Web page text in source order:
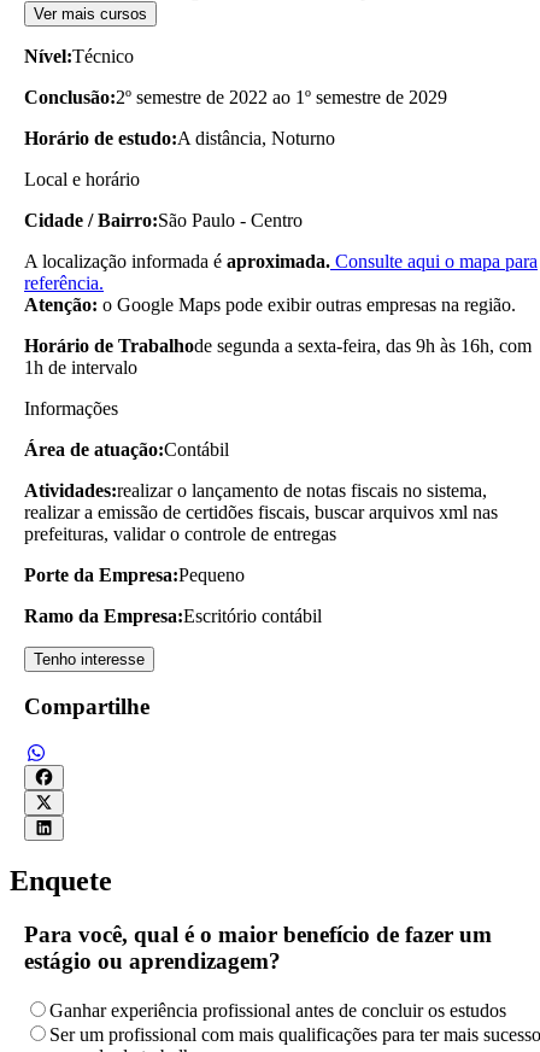
Ver mais cursos
Nível:Técnico
Conclusão:2º semestre de 2022 ao 1º semestre de 2029
Horário de estudo:A distância, Noturno
Local e horário
Cidade / Bairro:São Paulo - Centro
A localização informada é aproximada. Consulte aqui o mapa para
referência.
Atenção: o Google Maps pode exibir outras empresas na região.
Horário de Trabalhode segunda a sexta-feira, das 9h às 16h, com
1h de intervalo
Informações
Área de atuação:Contábil
Atividades:realizar o lançamento de notas fiscais no sistema,
realizar a emissão de certidões fiscais, buscar arquivos xml nas
prefeituras, validar o controle de entregas
Porte da Empresa:Pequeno
Ramo da Empresa:Escritório contábil
Tenho interesse
Compartilhe
Enquete
Para você, qual é o maior benefício de fazer um
estágio ou aprendizagem?
Ganhar experiência profissional antes de concluir os estudos
Ser um profissional com mais qualificações para ter mais sucesso